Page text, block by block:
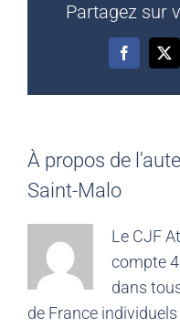
Partagez sur
Facebook
X
À propos de
Saint-Malo
Le CJF
compte
dans
de France